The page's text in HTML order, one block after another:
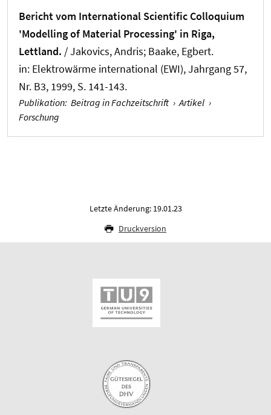
Bericht vom International Scientific Colloquium
'Modelling of Material Processing' in Riga,
Lettland. / Jakovics, Andris; Baake, Egbert.
in: Elektrowärme international (EWI), Jahrgang 57,
Nr. B3, 1999, S. 141-143.
Publikation: Beitrag in Fachzeitschrift › Artikel ›
Forschung
Letzte Änderung: 19.01.23
Druckversion